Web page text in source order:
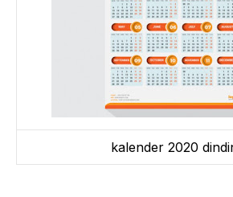
kalender 2020